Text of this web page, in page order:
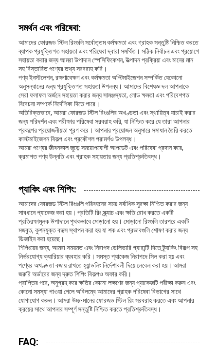
সমর্থন এবং পরিষেবা:
আমাদের ফোরজড স্টিল রিংগুলি সর্বোত্তম কর্মক্ষমতা এবং গ্রাহক সন্তুষ্টি নিশ্চিত করতে
ব্যাপক প্রযুক্তিগত সহায়তা এবং পরিষেবা দ্বারা সমর্থিত। সঠিক নির্বাচন এবং প্রয়োগে
সহায়তা করার জন্য আমরা উপাদান স্পেসিফিকেশন, উত্পাদন প্রক্রিয়া এবং মানের মান
সহ বিস্তারিত পণ্যের তথ্য সরবরাহ করি।
পণ্য ইনস্টলেশন, রক্ষণাবেক্ষণ এবং কর্মক্ষমতা অপ্টিমাইজেশন সম্পর্কিত যেকোনো
অনুসন্ধানের জন্য প্রযুক্তিগত সহায়তা উপলব্ধ। আমাদের বিশেষজ্ঞ দল আপনাকে
সেরা ফলাফল অর্জনে সহায়তা করার জন্য সামঞ্জস্যতা, লোড ক্ষমতা এবং পরিবেশগত
বিবেচনা সম্পর্কে নির্দেশিকা দিতে পারে।
অতিরিক্তভাবে, আমরা ফোরজড স্টিল রিংগুলির অখণ্ডতা এবং স্থায়িত্ব যাচাই করার
জন্য পরিদর্শন এবং পরীক্ষার পরিষেবা সরবরাহ করি, যা নিশ্চিত করে যে তারা আপনার
প্রকল্পের প্রয়োজনীয়তা পূরণ করে। আপনার প্রয়োজন অনুসারে সমাধান তৈরি করতে
কাস্টমাইজেশন বিকল্প এবং প্রকৌশল পরামর্শও উপলব্ধ।
আমরা পণ্যের জীবনকাল জুড়ে সময়োপযোগী আপডেট এবং পরিষেবা প্রদান করে,
ক্রমাগত পণ্য উন্নতি এবং গ্রাহক সহায়তার জন্য প্রতিশ্রুতিবদ্ধ।
প্যাকিং এবং শিপিং:
আমাদের ফোরজড স্টিল রিংগুলি পরিবহনের সময় সর্বাধিক সুরক্ষা নিশ্চিত করার জন্য
সাবধানে প্যাকেজ করা হয়। প্রতিটি রিং স্ক্র্যাচ এবং ক্ষতি রোধ করতে একটি
প্রতিরক্ষামূলক উপাদানে পৃথকভাবে মোড়ানো হয়। মোড়ানো রিংগুলি তারপরে একটি
মজবুত, কুশনযুক্ত বাক্সে স্থাপন করা হয় যা শক এবং প্রভাবগুলি শোষণ করার জন্য
ডিজাইন করা হয়েছে।
শিপিংয়ের জন্য, আমরা সময়মত এবং নিরাপদ ডেলিভারি গ্যারান্টি দিতে ট্র্যাকিং বিকল্প সহ
নির্ভরযোগ্য ক্যারিয়ার ব্যবহার করি। সমস্ত প্যাকেজ নিরাপদে সিল করা হয় এবং
পণ্যের অখণ্ডতা বজায় রাখতে হ্যান্ডলিং নির্দেশাবলী দিয়ে লেবেল করা হয়। আমরা
জরুরি অর্ডারের জন্য দ্রুত শিপিং বিকল্পও অফার করি।
প্রাপ্তির পরে, অনুগ্রহ করে ক্ষতির কোনো লক্ষণের জন্য প্যাকেজটি পরীক্ষা করুন এবং
কোনো সমস্যা পাওয়া গেলে অবিলম্বে আমাদের গ্রাহক পরিষেবা বিভাগের সাথে
যোগাযোগ করুন। আমরা উচ্চ-মানের ফোরজড স্টিল রিং সরবরাহ করতে এবং আপনার
ক্রয়ের সাথে আপনার সম্পূর্ণ সন্তুষ্টি নিশ্চিত করতে প্রতিশ্রুতিবদ্ধ।
FAQ: